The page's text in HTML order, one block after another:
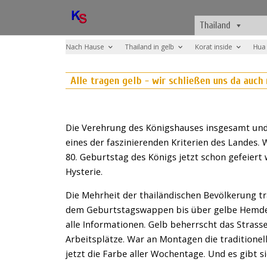
Thailand
Nach Hause Thailand in gelb Korat inside
Alle tragen gelb - wir schließen uns da auch
Die Verehrung des Königshauses insgesamt
eines der faszinierenden Kriterien des Landes.
80. Geburtstag des Königs jetzt schon
Hysterie.
Die Mehrheit der thailändischen Bevölkerung
dem Geburtstagswappen bis über gelbe
alle Informationen. Gelb beherrscht das
Arbeitsplätze. War an Montagen die
jetzt die Farbe aller Wochentage. Und es gibt